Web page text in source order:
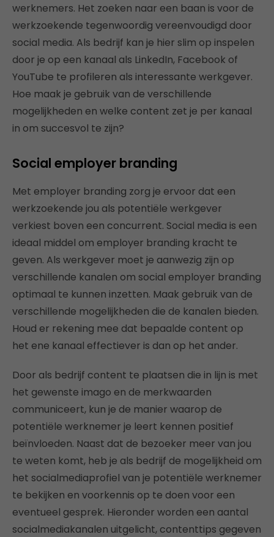
werknemers. Het zoeken naar een baan is voor de
werkzoekende tegenwoordig vereenvoudigd door
social media. Als bedrijf kan je hier slim op inspelen
door je op een kanaal als LinkedIn, Facebook of
YouTube te profileren als interessante werkgever.
Hoe maak je gebruik van de verschillende
mogelijkheden en welke content zet je per kanaal
in om succesvol te zijn?
Social employer branding
Met employer branding zorg je ervoor dat een
werkzoekende jou als potentiële werkgever
verkiest boven een concurrent. Social media is een
ideaal middel om employer branding kracht te
geven. Als werkgever moet je aanwezig zijn op
verschillende kanalen om social employer branding
optimaal te kunnen inzetten. Maak gebruik van de
verschillende mogelijkheden die de kanalen bieden.
Houd er rekening mee dat bepaalde content op
het ene kanaal effectiever is dan op het ander.
Door als bedrijf content te plaatsen die in lijn is met
het gewenste imago en de merkwaarden
communiceert, kun je de manier waarop de
potentiële werknemer je leert kennen positief
beïnvloeden. Naast dat de bezoeker meer van jou
te weten komt, heb je als bedrijf de mogelijkheid om
het socialmediaprofiel van je potentiële werknemer
te bekijken en voorkennis op te doen voor een
eventueel gesprek. Hieronder worden een aantal
socialmediakanalen uitgelicht, contenttips gegeven